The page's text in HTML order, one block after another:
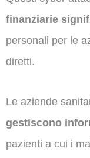
finanziarie
personali per le
diretti.
Le aziende
gestiscono
pazienti a cui i